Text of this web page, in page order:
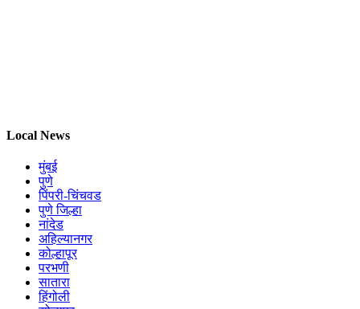
Local News
मुंबई
पुणे
पिंपरी-चिंचवड
पुणे जिल्हा
नांदेड
अहिल्यानगर
कोल्हापूर
परभणी
सातारा
हिंगोली